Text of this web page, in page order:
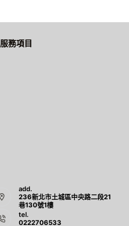
服務項目
add.
236新北市土城區中央路二段21
巷130號1樓
tel.
0222706533